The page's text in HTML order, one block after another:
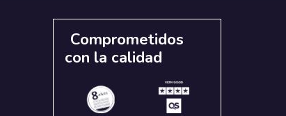
Comprometidos
con la calidad